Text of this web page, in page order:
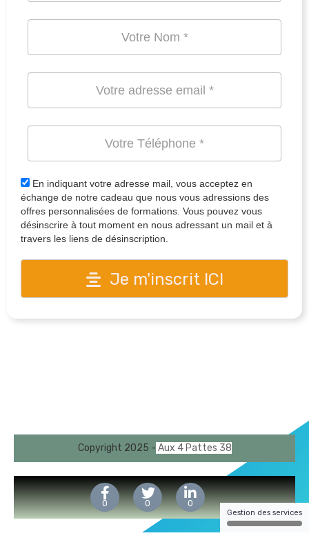
En indiquant votre adresse mail, vous acceptez en
échange de notre cadeau que nous vous adressions des
offres personnalisées de formations. Vous pouvez vous
désinscrire à tout moment en nous adressant un mail et à
travers les liens de désinscription.
Je m'inscrit ICI
Copyright 2025 - Aux 4 Pattes 38
0 0 0
Gestion des services